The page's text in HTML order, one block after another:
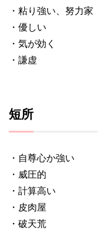
・粘り強い、努力家
・優しい
・気が効く
・謙虚
短所
・自尊心か強い
・威圧的
・計算高い
・皮肉屋
・破天荒